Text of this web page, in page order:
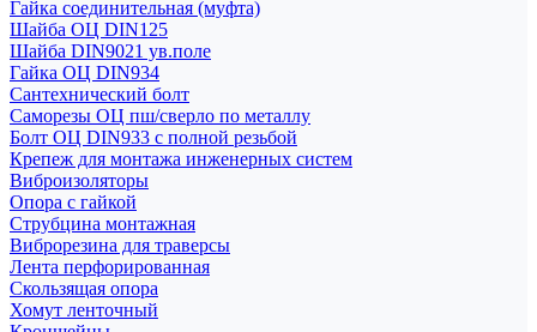
Гайка соединительная (муфта)
Шайба ОЦ DIN125
Шайба DIN9021 ув.поле
Гайка ОЦ DIN934
Сантехнический болт
Саморезы ОЦ пш/сверло по металлу
Болт ОЦ DIN933 с полной резьбой
Крепеж для монтажа инженерных систем
Виброизоляторы
Опора с гайкой
Струбцина монтажная
Виброрезина для траверсы
Лента перфорированная
Скользящая опора
Хомут ленточный